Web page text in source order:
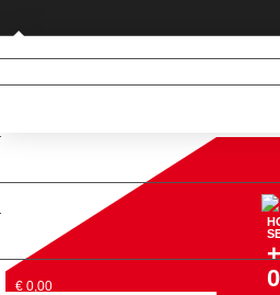
Geschäftskunde
€ 0,00
0